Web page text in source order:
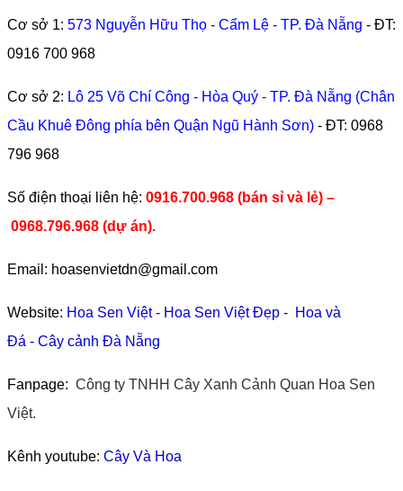
Cơ sở 1: 573 Nguyễn Hữu Thọ - Cẩm Lệ - TP. Đà Nẵng - ĐT:
0916 700 968
Cơ sở 2: Lô 25 Võ Chí Công - Hòa Quý - TP. Đà Nẵng (Chân
Cầu Khuê Đông phía bên Quận Ngũ Hành Sơn) - ĐT: 0968
796 968
​Số điện thoại liên hệ: 0916.700.968 (bán sỉ và lẻ) –
0968.796.968 (dự án).
Email: hoasenvietdn@gmail.com
Website: Hoa Sen Việt- Hoa Sen Việt Đẹp - Hoa và
Đá - Cây cảnh Đà Nẵng
Fanpage: Công ty TNHH Cây Xanh Cảnh Quan Hoa Sen
Việt.
Kênh youtube: Cây Và Hoa